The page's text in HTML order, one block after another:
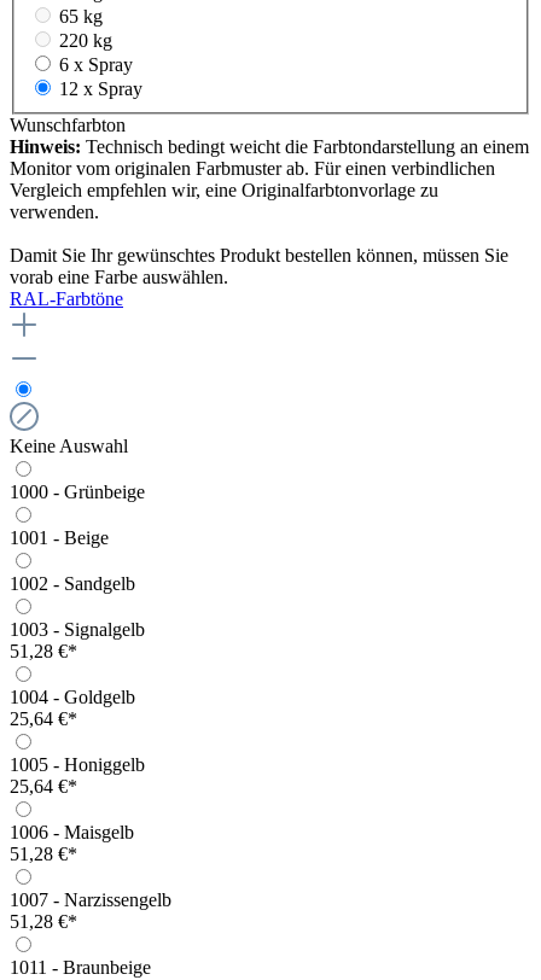
65 kg
220 kg
6 x Spray
12 x Spray
Wunschfarbton
Hinweis: Technisch bedingt weicht die Farbtondarstellung an einem
Monitor vom originalen Farbmuster ab. Für einen verbindlichen
Vergleich empfehlen wir, eine Originalfarbtonvorlage zu
verwenden.
Damit Sie Ihr gewünschtes Produkt bestellen können, müssen Sie
vorab eine Farbe auswählen.
RAL-Farbtöne
Keine Auswahl
1000 - Grünbeige
1001 - Beige
1002 - Sandgelb
1003 - Signalgelb
51,28 €*
1004 - Goldgelb
25,64 €*
1005 - Honiggelb
25,64 €*
1006 - Maisgelb
51,28 €*
1007 - Narzissengelb
51,28 €*
1011 - Braunbeige